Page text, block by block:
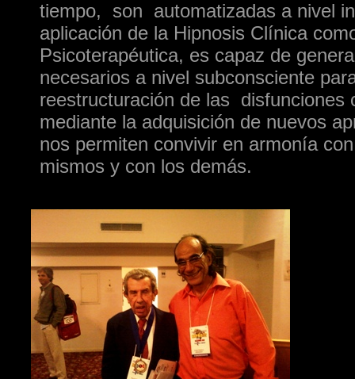
tiempo, son automatizadas a nivel
aplicación de la Hipnosis Clínica
Psicoterapéutica, es capaz de
necesarios a nivel subconsciente
reestructuración de las disfunciones
mediante la adquisición de nuevos
nos permiten convivir en armonía
mismos y con los demás.